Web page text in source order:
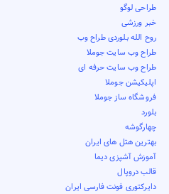
طراحی لوگو
خبر ورزشی
روح الله بلوردی طراح وب
طراح وب سایت جوملا
طراح وب سایت حرفه ای
اپلیکیشن جوملا
فروشگاه ساز جوملا
بلورد
چهارگوشه
بهترین هتل های ایران
آموزش آشپزی دیما
قالب دروپال
دایرکتوری فونت فارسی ایران